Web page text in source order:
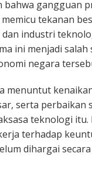
bahwa gangguan
tekanan
industri
ini menjadi
negara
menuntut
serta perbaikan
teknologi itu.
terhadap
dihargai secara